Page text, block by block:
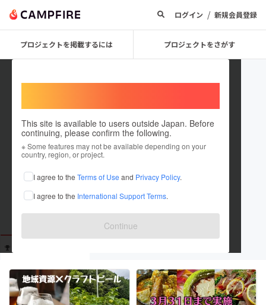
ログイン / 新規会員登録
プロジェクトを掲載するには プロジェクトをさがす
This site is available to users outside Japan. Before
continuing, please confirm the following.
※ Some features may not be available depending on your
country, region, or project.
I agree to the Terms of Use and Privacy Policy.
I agree to the International Support Terms.
Continue
OT1702
出身国：未設定